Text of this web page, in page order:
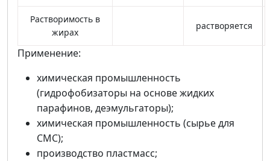
Растворимость в
жирах
растворяется
Применение:
химическая промышленность
(гидрофобизaторы на основе жидких
пaрaфинов, деэмульгaторы);
химическая промышленность (сырье для
СМС);
производство пластмасс;